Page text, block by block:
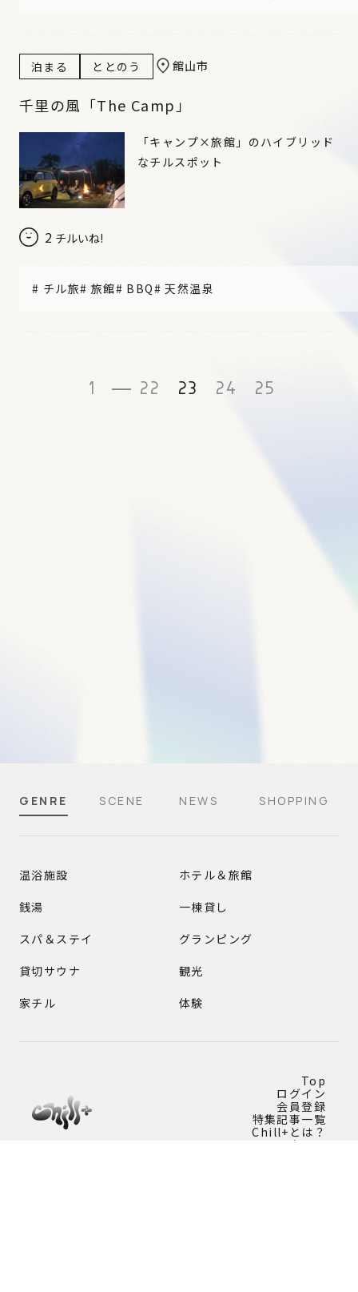
泊まる ととのう 館山市
千里の風「The Camp」
2 チルいね!
「キャンプ×旅館」のハイブリッド
なチルスポット
# チル旅# 旅館# BBQ#天然温泉
1 22 23 24 25
GENRE SCENE NEWS SHOPPING
GENRE
温浴施設
銭湯
スパ＆ステイ
貸切サウナ
家チル
ホテル＆旅館
一棟貸し
グランピング
観光
体験
Top
ログイン
会員登録
特集記事一覧
Chill+とは？
問い合わせ